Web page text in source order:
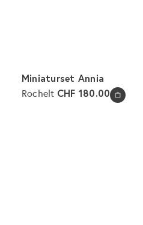
In den Warenkorb legen
Miniaturset Annia
Rochelt CHF 180.00